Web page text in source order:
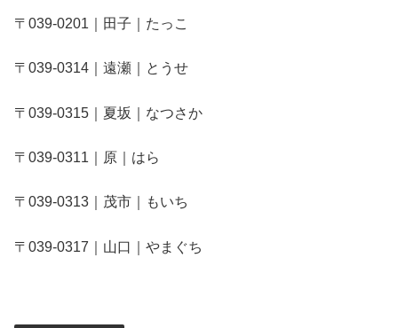
〒039-0201｜田子｜たっこ
〒039-0314｜遠瀬｜とうせ
〒039-0315｜夏坂｜なつさか
〒039-0311｜原｜はら
〒039-0313｜茂市｜もいち
〒039-0317｜山口｜やまぐち